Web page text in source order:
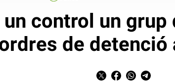
un control un
de detenció